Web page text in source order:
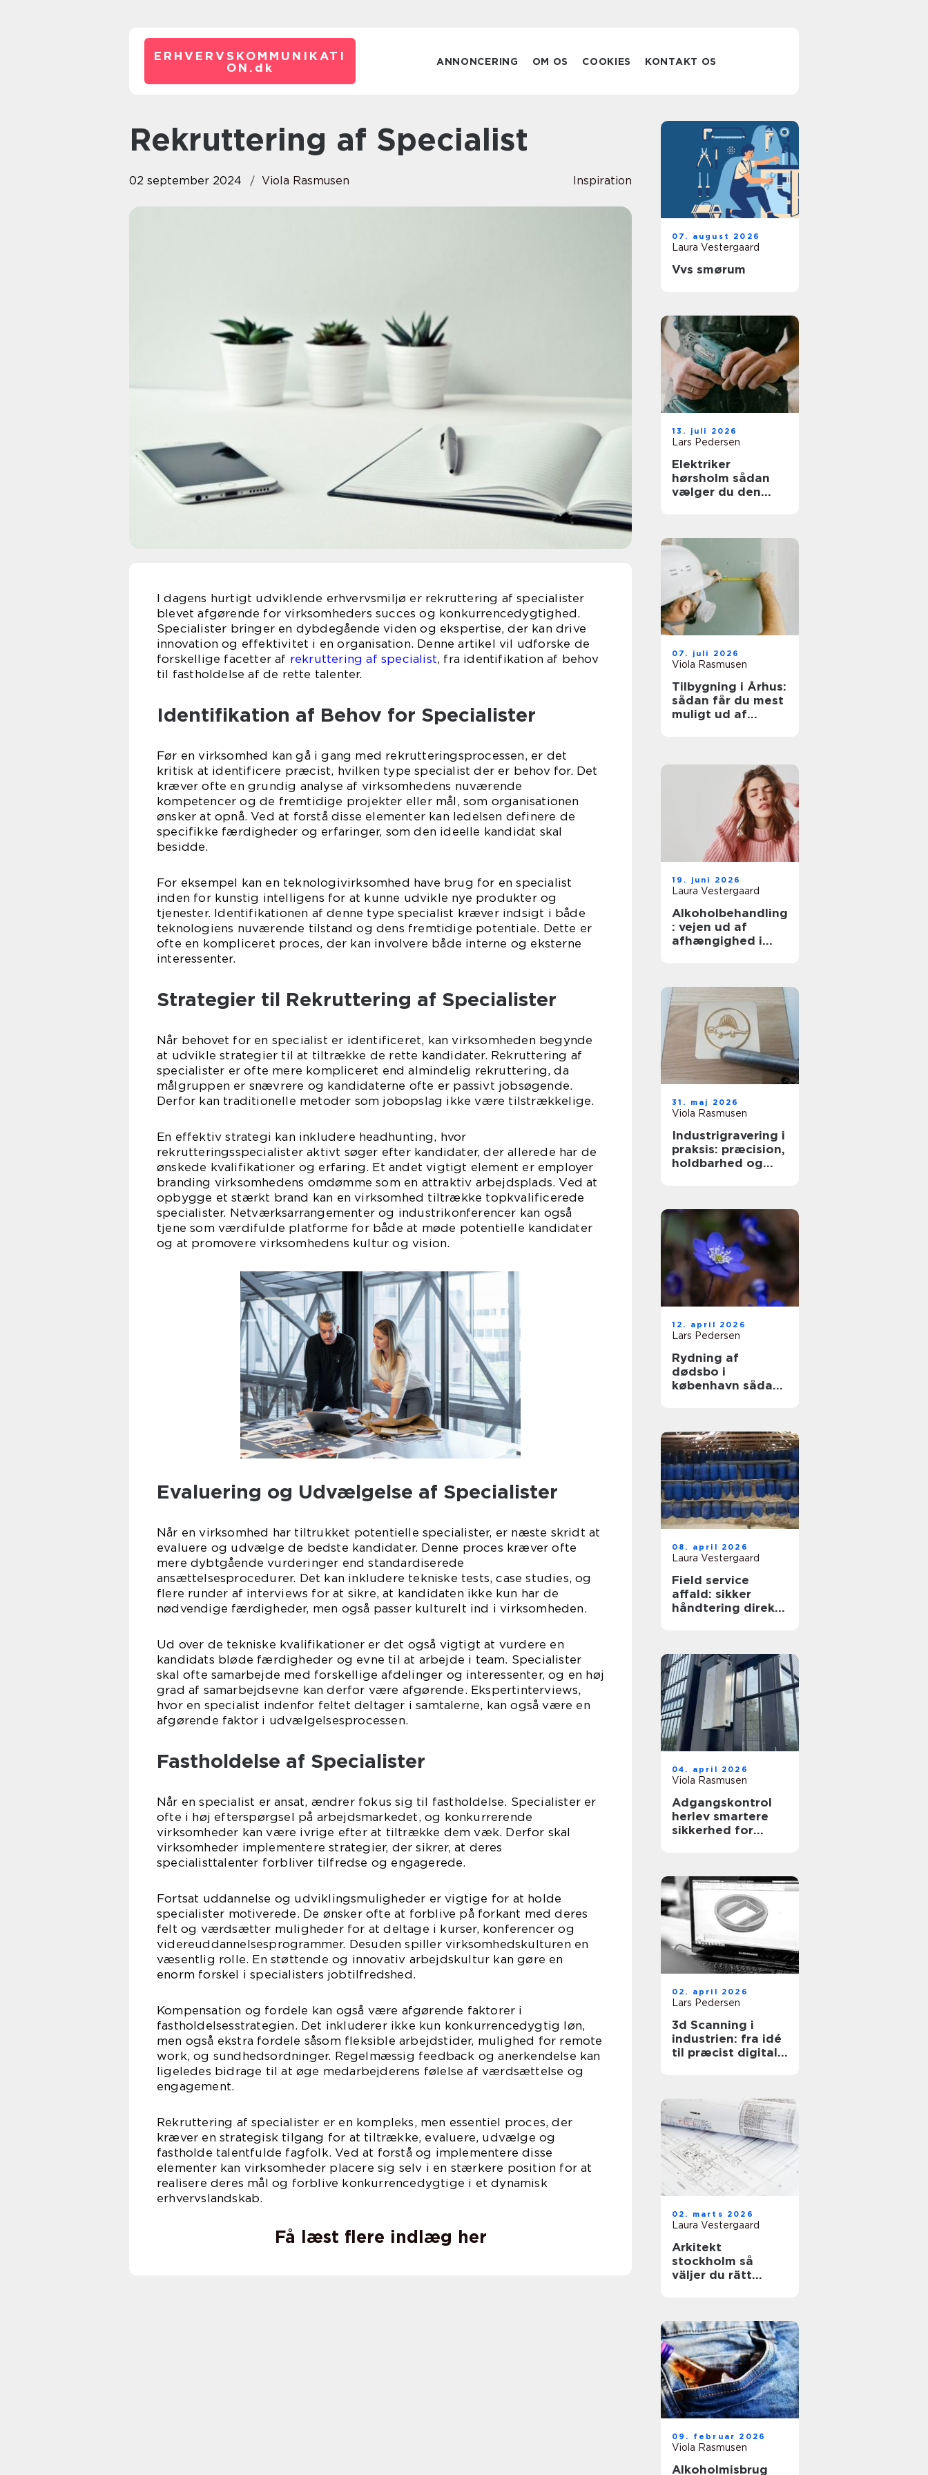
ERHVERVSKOMMUNIKATI
ON. dk ANNONCERING OM OS COOKIES KONTAKT OS
Rekruttering af Specialist
02 september 2024 Viola Rasmusen Inspiration
I dagens hurtigt udviklende erhvervsmiljø er rekruttering af specialister
blevet afgørende for virksomheders succes og konkurrencedygtighed.
Specialister bringer en dybdegående viden og ekspertise, der kan drive
innovation og effektivitet i en organisation. Denne artikel vil udforske de
forskellige facetter af rekruttering af specialist, fra identifikation af behov
til fastholdelse af de rette talenter.
Identifikation af Behov for Specialister
Før en virksomhed kan gå i gang med rekrutteringsprocessen, er det
kritisk at identificere præcist, hvilken type specialist der er behov for. Det
kræver ofte en grundig analyse af virksomhedens nuværende
kompetencer og de fremtidige projekter eller mål, som organisationen
ønsker at opnå. Ved at forstå disse elementer kan ledelsen definere de
specifikke færdigheder og erfaringer, som den ideelle kandidat skal
besidde.
For eksempel kan en teknologivirksomhed have brug for en specialist
inden for kunstig intelligens for at kunne udvikle nye produkter og
tjenester. Identifikationen af denne type specialist kræver indsigt i både
teknologiens nuværende tilstand og dens fremtidige potentiale. Dette er
ofte en kompliceret proces, der kan involvere både interne og eksterne
interessenter.
Strategier til Rekruttering af Specialister
Når behovet for en specialist er identificeret, kan virksomheden begynde
at udvikle strategier til at tiltrække de rette kandidater. Rekruttering af
specialister er ofte mere kompliceret end almindelig rekruttering, da
målgruppen er snævrere og kandidaterne ofte er passivt jobsøgende.
Derfor kan traditionelle metoder som jobopslag ikke være tilstrækkelige.
En effektiv strategi kan inkludere headhunting, hvor
rekrutteringsspecialister aktivt søger efter kandidater, der allerede har de
ønskede kvalifikationer og erfaring. Et andet vigtigt element er employer
branding virksomhedens omdømme som en attraktiv arbejdsplads. Ved at
opbygge et stærkt brand kan en virksomhed tiltrække topkvalificerede
specialister. Netværksarrangementer og industrikonferencer kan også
tjene som værdifulde platforme for både at møde potentielle kandidater
og at promovere virksomhedens kultur og vision.
Evaluering og Udvælgelse af Specialister
Når en virksomhed har tiltrukket potentielle specialister, er næste skridt at
evaluere og udvælge de bedste kandidater. Denne proces kræver ofte
mere dybtgående vurderinger end standardiserede
ansættelsesprocedurer. Det kan inkludere tekniske tests, case studies, og
flere runder af interviews for at sikre, at kandidaten ikke kun har de
nødvendige færdigheder, men også passer kulturelt ind i virksomheden.
Ud over de tekniske kvalifikationer er det også vigtigt at vurdere en
kandidats bløde færdigheder og evne til at arbejde i team. Specialister
skal ofte samarbejde med forskellige afdelinger og interessenter, og en høj
grad af samarbejdsevne kan derfor være afgørende. Ekspertinterviews,
hvor en specialist indenfor feltet deltager i samtalerne, kan også være en
afgørende faktor i udvælgelsesprocessen.
Fastholdelse af Specialister
Når en specialist er ansat, ændrer fokus sig til fastholdelse. Specialister er
ofte i høj efterspørgsel på arbejdsmarkedet, og konkurrerende
virksomheder kan være ivrige efter at tiltrække dem væk. Derfor skal
virksomheder implementere strategier, der sikrer, at deres
specialisttalenter forbliver tilfredse og engagerede.
Fortsat uddannelse og udviklingsmuligheder er vigtige for at holde
specialister motiverede. De ønsker ofte at forblive på forkant med deres
felt og værdsætter muligheder for at deltage i kurser, konferencer og
videreuddannelsesprogrammer. Desuden spiller virksomhedskulturen en
væsentlig rolle. En støttende og innovativ arbejdskultur kan gøre en
enorm forskel i specialisters jobtilfredshed.
Kompensation og fordele kan også være afgørende faktorer i
fastholdelsesstrategien. Det inkluderer ikke kun konkurrencedygtig løn,
men også ekstra fordele såsom fleksible arbejdstider, mulighed for remote
work, og sundhedsordninger. Regelmæssig feedback og anerkendelse kan
ligeledes bidrage til at øge medarbejderens følelse af værdsættelse og
engagement.
Rekruttering af specialister er en kompleks, men essentiel proces, der
kræver en strategisk tilgang for at tiltrække, evaluere, udvælge og
fastholde talentfulde fagfolk. Ved at forstå og implementere disse
elementer kan virksomheder placere sig selv i en stærkere position for at
realisere deres mål og forblive konkurrencedygtige i et dynamisk
erhvervslandskab.
Få læst flere indlæg her
07. august 2026
Laura Vestergaard
Vvs smørum
13. juli 2026
Lars Pedersen
Elektriker
hørsholm sådan
vælger du den
07. juli 2026
Viola Rasmusen
Tilbygning i Århus:
sådan får du mest
muligt ud af
19. juni 2026
Laura Vestergaard
Alkoholbehandling
: vejen ud af
afhængighed i
31. maj 2026
Viola Rasmusen
Industrigravering i
praksis: præcision,
holdbarhed og
12. april 2026
Lars Pedersen
Rydning af
dødsbo i
københavn sådan
08. april 2026
Laura Vestergaard
Field service
affald: sikker
håndtering direkte
04. april 2026
Viola Rasmusen
Adgangskontrol
herlev smartere
sikkerhed for
02. april 2026
Lars Pedersen
3d Scanning i
industrien: fra idé
til præcist digitalt
02. marts 2026
Laura Vestergaard
Arkitekt
stockholm så
väljer du rätt
09. februar 2026
Viola Rasmusen
Alkoholmisbrug